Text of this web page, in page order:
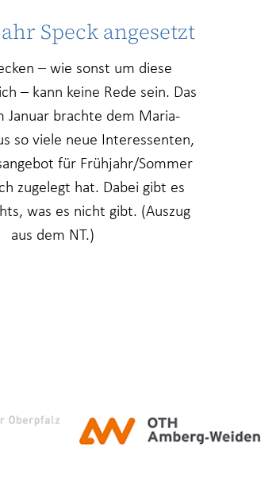
Speck angesetzt
– wie sonst um diese
– kann keine Rede sein. Das
Januar brachte dem Maria-
so viele neue Interessenten,
für Frühjahr/Sommer
zugelegt hat. Dabei gibt es
was es nicht gibt. (Auszug
aus dem NT.)